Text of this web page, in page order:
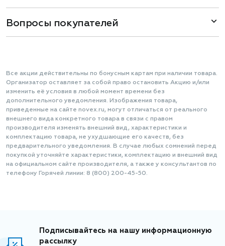
Вопросы покупателей
Все акции действительны по бонусным картам при наличии товара.
Организатор оставляет за собой право остановить Акцию и/или
изменить её условия в любой момент времени без
дополнительного уведомления. Изображения товара,
приведенные на сайте novex.ru, могут отличаться от реального
внешнего вида конкретного товара в связи с правом
производителя изменять внешний вид, характеристики и
комплектацию товара, не ухудшающие его качеств, без
предварительного уведомления. В случае любых сомнений перед
покупкой уточняйте характеристики, комплектацию и внешний вид
на официальном сайте производителя, а также у консультантов по
телефону Горячей линии: 8 (800) 200-45-50.
Подписывайтесь на нашу информационную
рассылку